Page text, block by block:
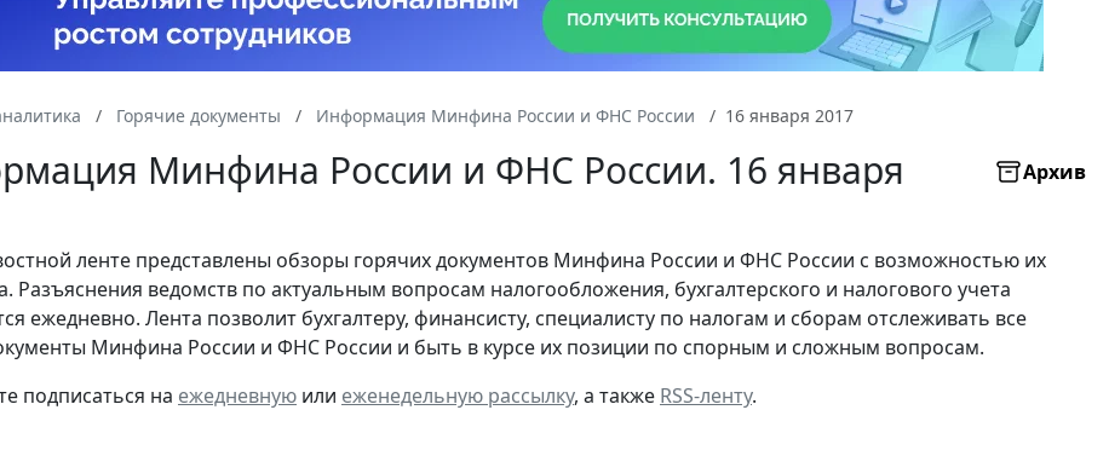
Горячие документы Информация Минфина России и ФНС России 16 января 2017
Минфина России и ФНС России. 16 января
Архив
ленте представлены обзоры горячих документов Минфина России и ФНС России с возможностью их
Разъяснения ведомств по актуальным вопросам налогообложения, бухгалтерского и налогового учета
ежедневно. Лента позволит бухгалтеру, финансисту, специалисту по налогам и сборам отслеживать все
Минфина России и ФНС России и быть в курсе их позиции по спорным и сложным вопросам.
подписаться на ежедневную или еженедельную рассылку, а также RSS-ленту.